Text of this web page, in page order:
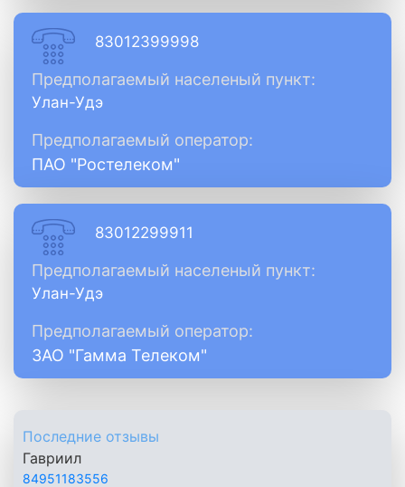
83012399998
Предполагаемый населеный пункт:
Улан-Удэ
Предполагаемый оператор:
ПАО "Ростелеком"
83012299911
Предполагаемый населеный пункт:
Улан-Удэ
Предполагаемый оператор:
ЗАО "Гамма Телеком"
Последние отзывы
Гавриил
84951183556